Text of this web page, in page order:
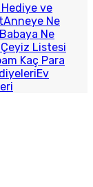
ve
Anneye Ne
Babaya Ne
Çeyiz Listesi
Kaç Para
Ev